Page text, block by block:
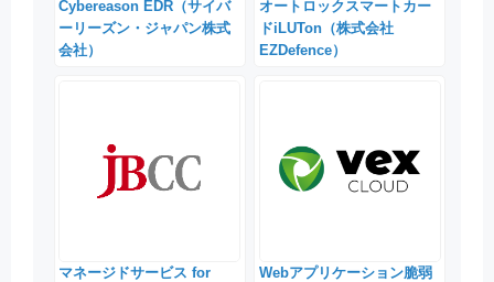
Cybereason EDR（サイバ
ーリーズン・ジャパン株式
会社）
オートロックスマートカー
ドiLUTon（株式会社
EZDefence）
マネージドサービス for
Webアプリケーション脆弱